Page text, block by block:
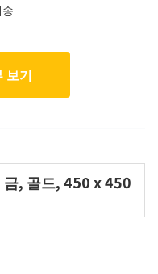
보기
금, 골드, 450 x 450